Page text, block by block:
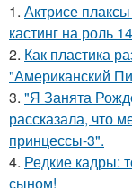
1. Актрисе
кастинг на роль
2. Как пластика
"Американский
3. "Я Занята
рассказала, что
принцессы-3".
4. Редкие кадры:
сыном!